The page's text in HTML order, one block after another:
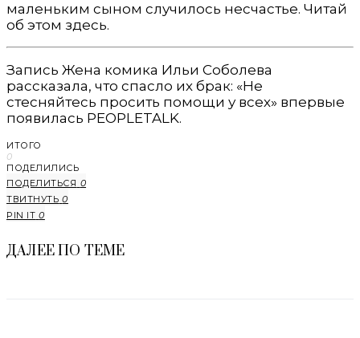
маленьким сыном случилось несчастье. Читай
об этом здесь.
Запись Жена комика Ильи Соболева
рассказала, что спасло их брак: «Не
стесняйтесь просить помощи у всех» впервые
появилась PEOPLETALK.
ИТОГО
0
ПОДЕЛИЛИСЬ
ПОДЕЛИТЬСЯ 0
ТВИТНУТЬ 0
PIN IT 0
ДАЛЕЕ ПО ТЕМЕ